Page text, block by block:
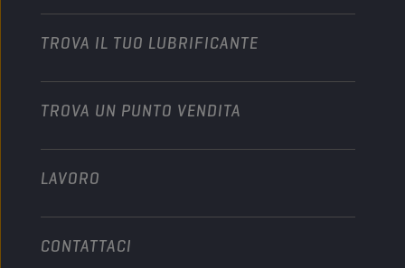
Motocicli & Veicoli fuoristrada
Industria
Motori marini
Motocicli
Veicoli pesanti
TROVA IL TUO LUBRIFICANTE
TROVA UN PUNTO VENDITA
LAVORO
CONTATTACI